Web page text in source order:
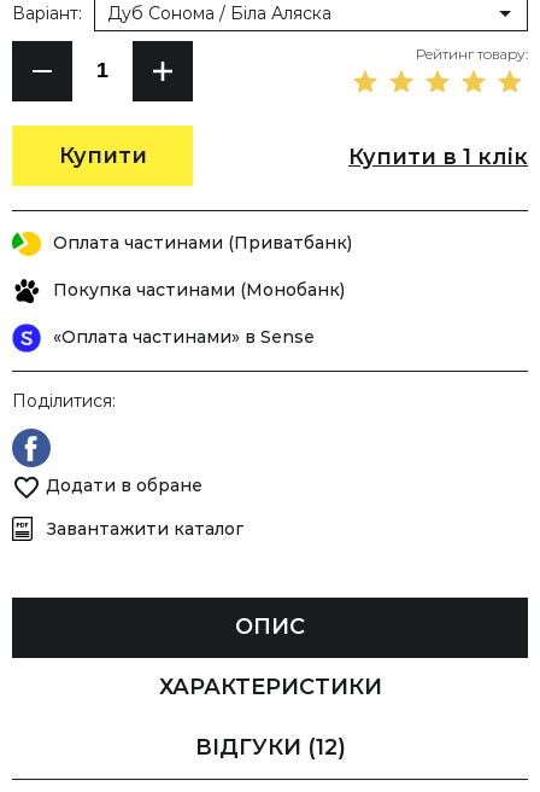
Купити
Варіант: Дуб Сонома / Біла Аляска
Рейтинг товару:
Купити в 1 клік
Оплата частинами (Приватбанк)
Покупка частинами (Монобанк)
«Оплата частинами» в Sense
Поділитися:
Додати в обране
Завантажити каталог
ОПИС
ХАРАКТЕРИСТИКИ
ВІДГУКИ (12)